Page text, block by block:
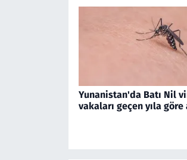
Yunanistan'da Batı Nil
vakaları geçen yıla göre